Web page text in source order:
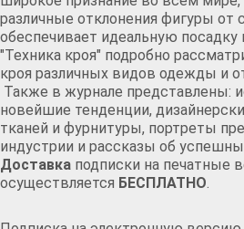
различные отклонения фигуры от
обеспечивает идеальную посадку
"Техника кроя" подробно
кроя различных видов одежды и
Также в журнале представлены:
новейшие тенденции,
тканей и фурнитуры, портреты
индустрии и рассказы об
Доставка подписки на печатные
осуществляется БЕСПЛАТНО.